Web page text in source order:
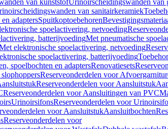
van kunststofUrinoirscheidingswanden van
van sanitairkeramiek
adaptersSpuitkoptoebehoren
spoelactivering, netvoeding
batterijvoedingMet pneumatische
elektronische spoelactivering, netvoeding
spoelactivering, batterijvoeding
spoelbochten en adaptersRenovatiesets
Reserveonderdelen voor
Reserveonderdelen voor Aansluitstuk
Reserveonderdelen voor Aansluitingen van PVC
UrinoirsifonsReserveonderdelen voor
voor AansluitstukAansluitbochten
Reserveonderdelen voor